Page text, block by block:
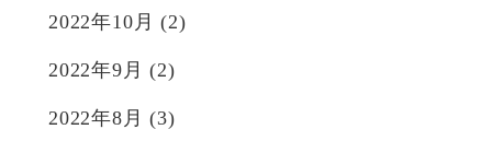
2022年10月 (2)
2022年9月 (2)
2022年8月 (3)